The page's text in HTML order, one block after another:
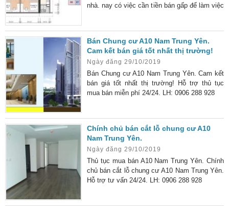
nhà. nay có việc cần tiền bán gấp để làm việc
Bán Chung cư A10 Nam Trung Yên.
Cam kết bán giá tốt nhất thị trường!
Ngày đăng 29/10/2019
Bán Chung cư A10 Nam Trung Yên. Cam kết
bán giá tốt nhất thị trường! Hỗ trợ thủ tục
mua bán miễn phí 24/24. LH: 0906 288 928
Chính chủ bán cắt lỗ chung cư A10
Nam Trung Yên.
Ngày đăng 29/10/2019
Thủ tục mua bán A10 Nam Trung Yên. Chính
chủ bán cắt lỗ chung cư A10 Nam Trung Yên.
Hỗ trợ tư vấn 24/24. LH: 0906 288 928